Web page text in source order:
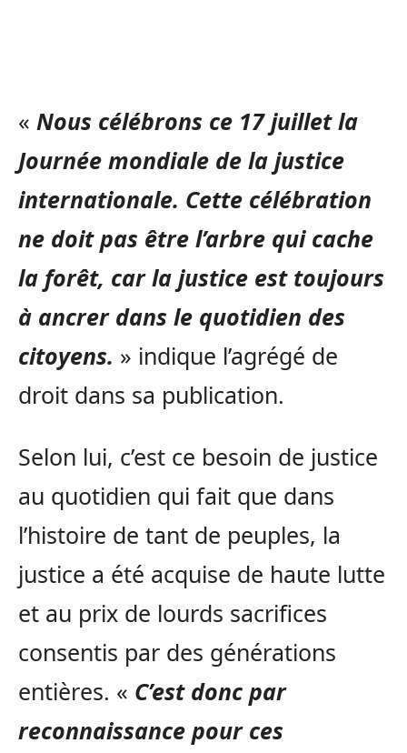
« Nous célébrons ce 17 juillet la
Journée mondiale de la justice
internationale. Cette célébration
ne doit pas être l’arbre qui cache
la forêt, car la justice est toujours
à ancrer dans le quotidien des
citoyens. » indique l’agrégé de
droit dans sa publication.
Selon lui, c’est ce besoin de justice
au quotidien qui fait que dans
l’histoire de tant de peuples, la
justice a été acquise de haute lutte
et au prix de lourds sacrifices
consentis par des générations
entières. « C’est donc par
reconnaissance pour ces